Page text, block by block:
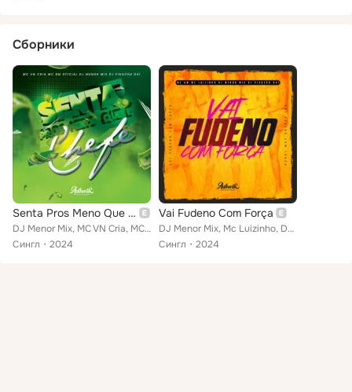
Сборники
Senta Pros Meno Que É Chefe
DJ Menor Mix, MC VN Cria, MC BM OFICIAL feat. Authentic Records, DJ Pikachu 041
Сингл
2024
Vai Fudeno Com Força
DJ Menor Mix, Mc Luizinho, DJ Pikachu 041 feat. MC GW
Сингл
2024